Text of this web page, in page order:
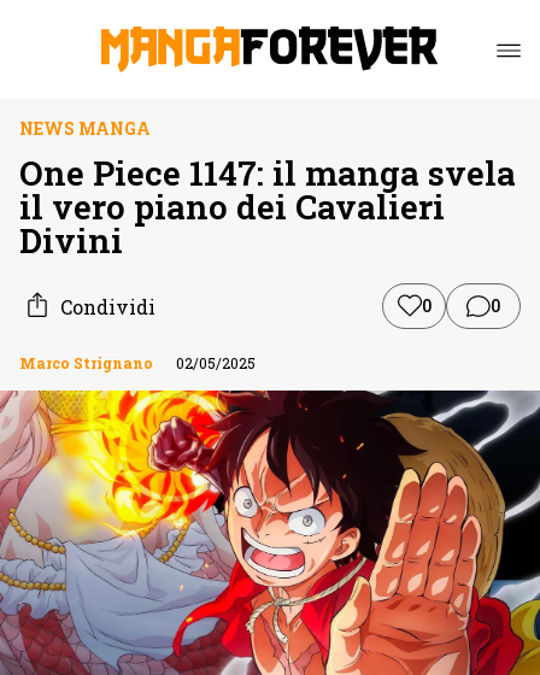
NEWS MANGA
One Piece 1147: il manga svela
il vero piano dei Cavalieri
Divini
Condividi 0 0
Marco Strignano 02/05/2025